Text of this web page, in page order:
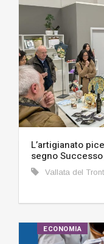
L’artigianato
segno
Vallata del
ECONOMIA